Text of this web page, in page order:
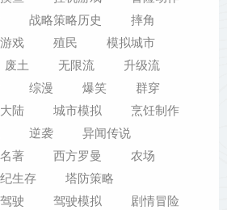
战略策略历史
摔角
戏 殖民
模拟城市
废土 无限流
升级流
综漫 爆笑
群穿
陆 城市模拟
烹饪制作
逆袭
异闻传说
著 西方罗曼
农场
生存
塔防策略
驶 驾驶模拟
剧情冒险